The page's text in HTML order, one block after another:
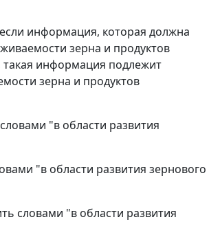
информация, которая должна
зерна и продуктов
такая информация подлежит
зерна и продуктов
"в области развития
"в области развития зернового
словами "в области развития